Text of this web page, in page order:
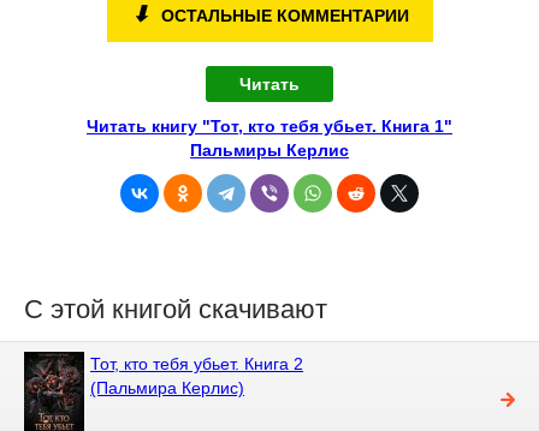
⬇ ОСТАЛЬНЫЕ КОММЕНТАРИИ
Читать
Читать книгу "Тот, кто тебя убьет. Книга 1"
Пальмиры Керлис
С этой книгой скачивают
Тот, кто тебя убьет. Книга 2
(Пальмира Керлис)